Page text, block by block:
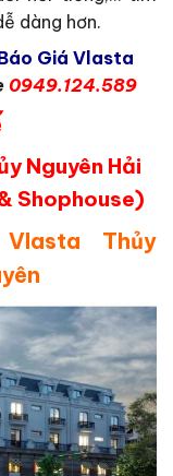
dàng hơn.
Giá Vlasta
0949.124.589
Nguyên Hải
Shophouse)
Thủy